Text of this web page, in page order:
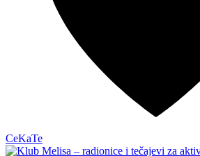
CeKaTe